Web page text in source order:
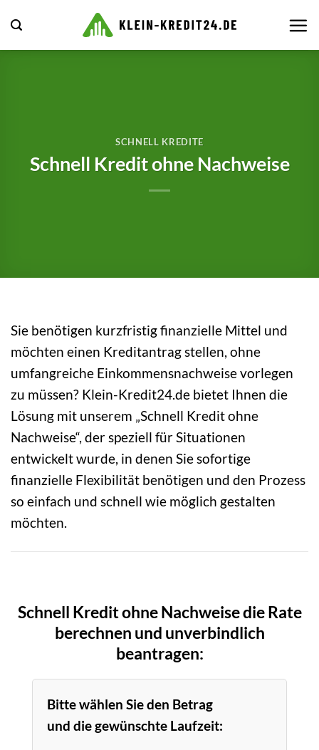
Inhalt
springen
SCHNELL KREDITE
Schnell Kredit ohne Nachweise
Sie benötigen kurzfristig finanzielle Mittel und
möchten einen Kreditantrag stellen, ohne
umfangreiche Einkommensnachweise vorlegen
zu müssen? Klein-Kredit24.de bietet Ihnen die
Lösung mit unserem „Schnell Kredit ohne
Nachweise“, der speziell für Situationen
entwickelt wurde, in denen Sie sofortige
finanzielle Flexibilität benötigen und den Prozess
so einfach und schnell wie möglich gestalten
möchten.
Schnell Kredit ohne Nachweise die Rate
berechnen und unverbindlich
beantragen:
Bitte wählen Sie den Betrag
und die gewünschte Laufzeit: